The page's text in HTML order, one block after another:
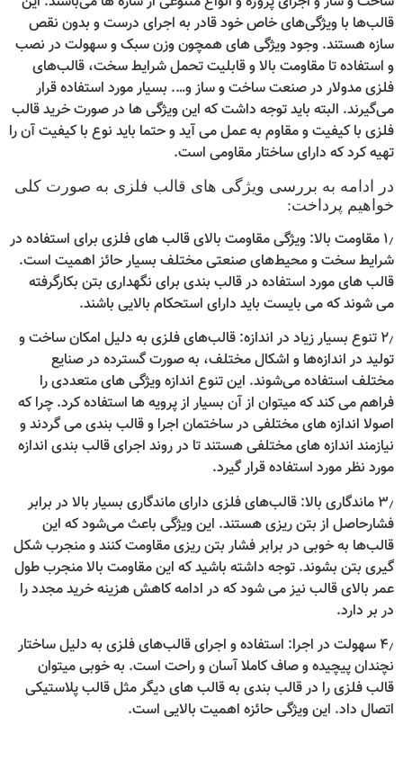
قالب‌ها با ویژگی‌های خاص خود قادر به اجرای درست و بدون نقص
سازه هستند. وجود ویژگی های همچون وزن سبک و سهولت در نصب
و استفاده تا مقاومت بالا و قابلیت تحمل شرایط سخت، قالب‌های
فلزی مدولار در صنعت ساخت و ساز و…. بسیار مورد استفاده قرار
می‌گیرند. البته باید توجه داشت که این ویژگی ها در صورت خرید قالب
فلزی با کیفیت و مقاوم به عمل می آید و حتما باید نوع با کیفیت آن را
تهیه کرد که دارای ساختار مقاومی است.
در ادامه به بررسی ویژگی های قالب فلزی به صورت کلی
خواهیم پرداخت:
۱٫ مقاومت بالا: ویژگی مقاومت بالای قالب‌ های فلزی برای استفاده در
شرایط سخت و محیط‌های صنعتی مختلف بسیار حائز اهمیت است.
قالب های مورد استفاده در قالب بندی برای نگهداری بتن بکارگرفته
می شوند که می بایست باید دارای استحکام بالایی باشند.
۲٫ تنوع بسیار زیاد در اندازه: قالب‌های فلزی به دلیل امکان ساخت و
تولید در اندازه‌ها و اشکال مختلف، به صورت گسترده در صنایع
مختلف استفاده می‌شوند. این تنوع اندازه ویژگی های متعددی را
فراهم می کند که میتوان از آن بسیار از پرويه ها استفاده کرد. چرا که
اصولا اندازه های مختلفی در ساختمان اجرا و قالب بندی می گردند و
نیازمند اندازه های مختلفی هستند تا در روند اجرای قالب بندی اندازه
مورد نظر مورد استفاده قرار گیرد.
۳٫ ماندگاری بالا: قالب‌های فلزی دارای ماندگاری بسیار بالا در برابر
فشارحاصل از بتن ریزی هستند. این ویژگی باعث می‌شود که این
قالب‌ها به خوبی در برابر فشار بتن ریزی مقاومت کنند و منجرب شکل
گیری بتن بشوند. توجه داشته باشید که این مقاومت بالا منجرب طول
عمر بالای قالب نیز می شود که در ادامه کاهش هزینه خرید مجدد را
در بر دارد.
۴٫ سهولت در اجرا: استفاده و اجرای قالب‌های فلزی به دلیل ساختار
نچندان پیچیده و صاف کاملا آسان و راحت است. به خوبی میتوان
قالب فلزی را در قالب بندی به قالب های دیگر مثل قالب پلاستیکی
اتصال داد. این ویژگی حائزه اهمیت بالایی است.